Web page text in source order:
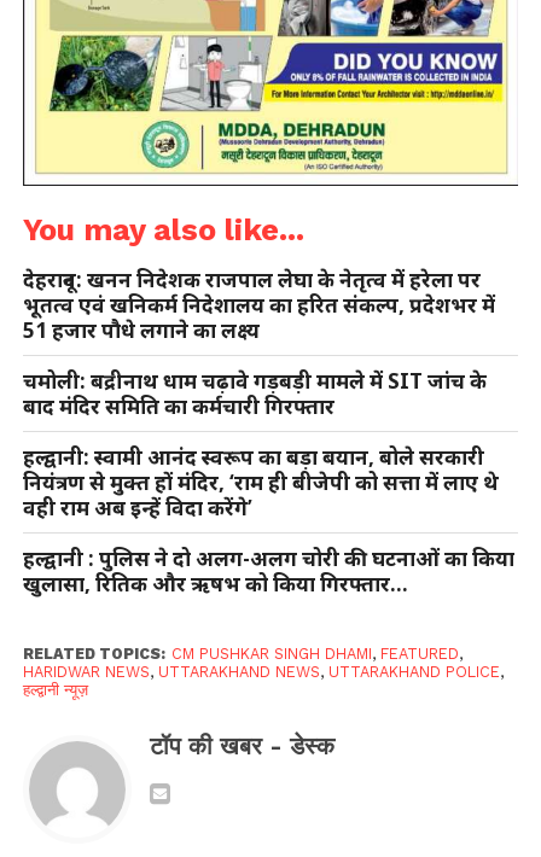
You may also like...
देहरादून: खनन निदेशक राजपाल लेघा के नेतृत्व में हरेला पर
भूतत्व एवं खनिकर्म निदेशालय का हरित संकल्प, प्रदेशभर में
51 हजार पौधे लगाने का लक्ष्य
चमोली: बद्रीनाथ धाम चढ़ावे गड़बड़ी मामले में SIT जांच के
बाद मंदिर समिति का कर्मचारी गिरफ्तार
हल्द्वानी: स्वामी आनंद स्वरूप का बड़ा बयान, बोले सरकारी
नियंत्रण से मुक्त हों मंदिर, ‘राम ही बीजेपी को सत्ता में लाए थे
वही राम अब इन्हें विदा करेंगे’
हल्द्वानी : पुलिस ने दो अलग-अलग चोरी की घटनाओं का किया
खुलासा, रितिक और ऋषभ को किया गिरफ्तार…
RELATED TOPICS: CM PUSHKAR SINGH DHAMI, FEATURED,
HARIDWAR NEWS, UTTARAKHAND NEWS, UTTARAKHAND POLICE,
हल्द्वानी न्यूज़
टॉप की खबर - डेस्क